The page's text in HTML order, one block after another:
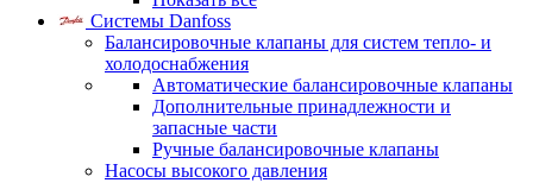
Системы Danfoss
Балансировочные клапаны для систем тепло- и
холодоснабжения
Автоматические балансировочные клапаны
Дополнительные принадлежности и
запасные части
Ручные балансировочные клапаны
Насосы высокого давления